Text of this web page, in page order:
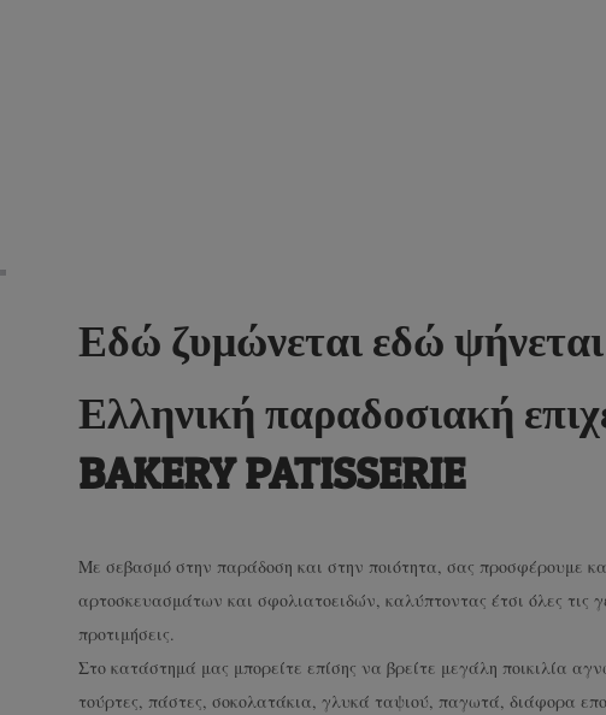
Εδώ ζυμώνεται εδώ
Ελληνική παραδοσιακή
BAKERY PATISSERIE
Με σεβασμό στην παράδοση και στην ποιότητα, σας προσφέρουμε
αρτοσκευασμάτων και σφολιατοειδών, καλύπτοντας έτσι όλες τις
προτιμήσεις.
Στο κατάστημά μας μπορείτε επίσης να βρείτε μεγάλη ποικιλία
τούρτες, πάστες, σοκολατάκια, γλυκά ταψιού, παγωτά, διάφορα